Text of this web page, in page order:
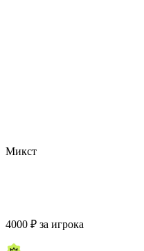
Микст
4000 ₽ за игрока